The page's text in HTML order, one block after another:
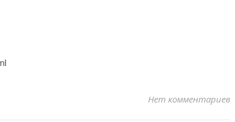
Нет комментариев